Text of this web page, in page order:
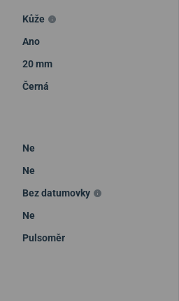
Kůže
Ano
20 mm
Černá
Ne
Ne
Bez datumovky
Ne
Pulsoměr